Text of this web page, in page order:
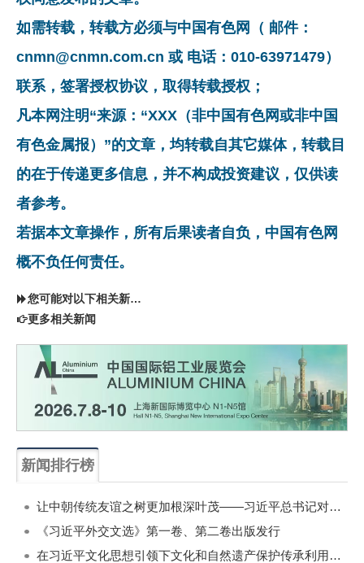
如需转载，转载方必须与中国有色网（ 邮件：
cnmn@cnmn.com.cn 或 电话：010-63971479）
联系，签署授权协议，取得转载授权；
凡本网注明“来源：“XXX（非中国有色网或非中国
有色金属报）”的文章，均转载自其它媒体，转载目
的在于传递更多信息，并不构成投资建议，仅供读
者参考。
若据本文章操作，所有后果读者自负，中国有色网
概不负任何责任。
您可能对以下相关新闻同样感兴趣
更多相关新闻
新闻排行榜
让中朝传统友谊之树更加根深叶茂——习近平总书记对朝鲜进行国事访问纪实
《习近平外交文选》第一卷、第二卷出版发行
在习近平文化思想引领下文化和自然遗产保护传承利用工作开创新局面